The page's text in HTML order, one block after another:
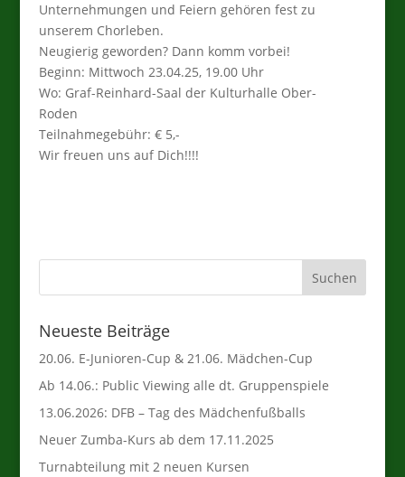
Unternehmungen und Feiern gehören fest zu
unserem Chorleben.
Neugierig geworden? Dann komm vorbei!
Beginn: Mittwoch 23.04.25, 19.00 Uhr
Wo: Graf-Reinhard-Saal der Kulturhalle Ober-
Roden
Teilnahmegebühr: € 5,-
Wir freuen uns auf Dich!!!!
Neueste Beiträge
20.06. E-Junioren-Cup & 21.06. Mädchen-Cup
Ab 14.06.: Public Viewing alle dt. Gruppenspiele
13.06.2026: DFB – Tag des Mädchenfußballs
Neuer Zumba-Kurs ab dem 17.11.2025
Turnabteilung mit 2 neuen Kursen